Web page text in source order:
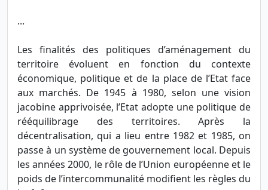
...
Les finalités des politiques d’aménagement du
territoire évoluent en fonction du contexte
économique, politique et de la place de l’Etat face
aux marchés. De 1945 à 1980, selon une vision
jacobine apprivoisée, l’Etat adopte une politique de
rééquilibrage des territoires. Après la
décentralisation, qui a lieu entre 1982 et 1985, on
passe à un système de gouvernement local. Depuis
les années 2000, le rôle de l’Union européenne et le
poids de l’intercommunalité modifient les règles du